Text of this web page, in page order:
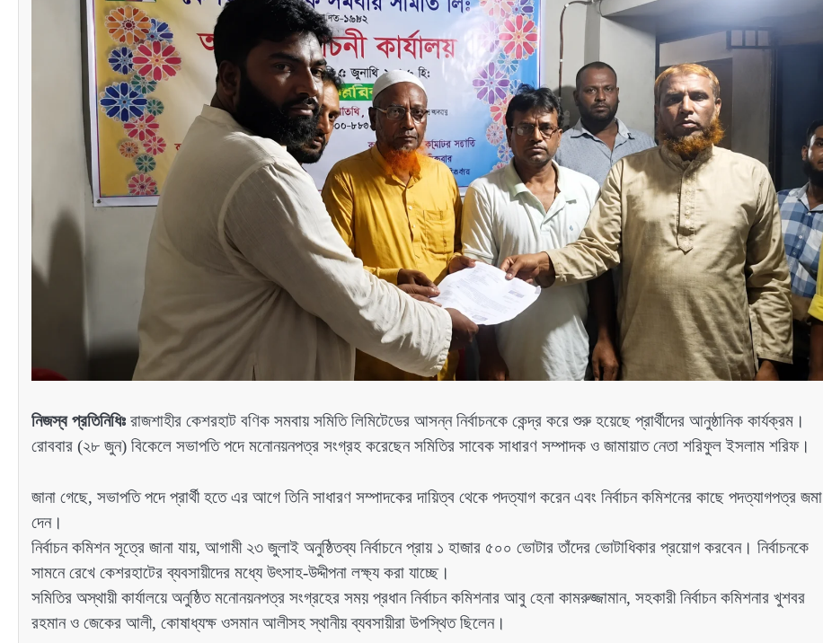
নিজস্ব প্রতিনিধিঃ রাজশাহীর কেশরহাট বণিক সমবায় সমিতি লিমিটেডের আসন্ন নির্বাচনকে কেন্দ্র করে শুরু হয়েছে প্রার্থীদের আনুষ্ঠানিক কার্যক্রম।
রোববার (২৮ জুন) বিকেলে সভাপতি পদে মনোনয়নপত্র সংগ্রহ করেছেন সমিতির সাবেক সাধারণ সম্পাদক ও জামায়াত নেতা শরিফুল ইসলাম শরিফ।
জানা গেছে, সভাপতি পদে প্রার্থী হতে এর আগে তিনি সাধারণ সম্পাদকের দায়িত্ব থেকে পদত্যাগ করেন এবং নির্বাচন কমিশনের কাছে পদত্যাগপত্র জমা
দেন।
নির্বাচন কমিশন সূত্রে জানা যায়, আগামী ২৩ জুলাই অনুষ্ঠিতব্য নির্বাচনে প্রায় ১ হাজার ৫০০ ভোটার তাঁদের ভোটাধিকার প্রয়োগ করবেন। নির্বাচনকে
সামনে রেখে কেশরহাটের ব্যবসায়ীদের মধ্যে উৎসাহ-উদ্দীপনা লক্ষ্য করা যাচ্ছে।
সমিতির অস্থায়ী কার্যালয়ে অনুষ্ঠিত মনোনয়নপত্র সংগ্রহের সময় প্রধান নির্বাচন কমিশনার আবু হেনা কামরুজ্জামান, সহকারী নির্বাচন কমিশনার খুশবর
রহমান ও জেকের আলী, কোষাধ্যক্ষ ওসমান আলীসহ স্থানীয় ব্যবসায়ীরা উপস্থিত ছিলেন।